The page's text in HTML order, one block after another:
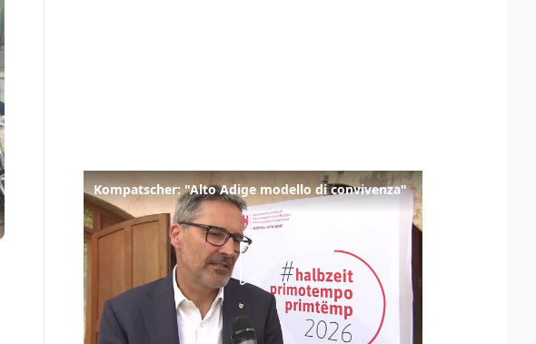
Kompatscher: "Alto Adige modello di convivenza"